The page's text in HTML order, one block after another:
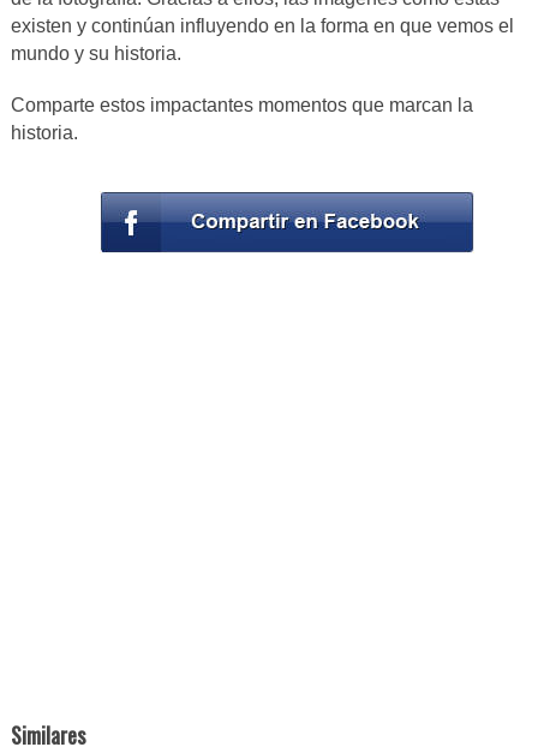
existen y continúan influyendo en la forma en que vemos el
mundo y su historia.
Comparte estos impactantes momentos que marcan la
historia.
Similares